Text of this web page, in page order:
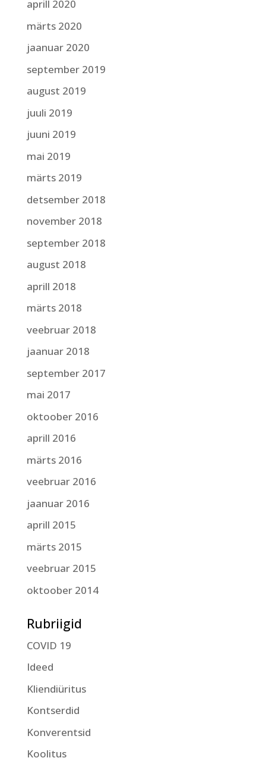
aprill 2020
märts 2020
jaanuar 2020
september 2019
august 2019
juuli 2019
juuni 2019
mai 2019
märts 2019
detsember 2018
november 2018
september 2018
august 2018
aprill 2018
märts 2018
veebruar 2018
jaanuar 2018
september 2017
mai 2017
oktoober 2016
aprill 2016
märts 2016
veebruar 2016
jaanuar 2016
aprill 2015
märts 2015
veebruar 2015
oktoober 2014
Rubriigid
COVID 19
Ideed
Kliendiüritus
Kontserdid
Konverentsid
Koolitus